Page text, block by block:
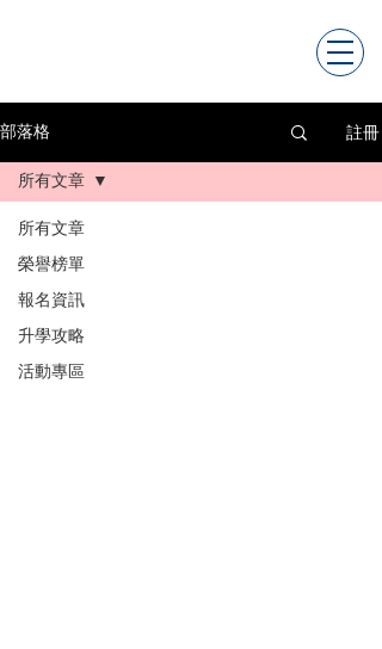
部落格 註冊
所有文章
榮譽榜單
報名資訊
升學攻略
活動專區
所有文章